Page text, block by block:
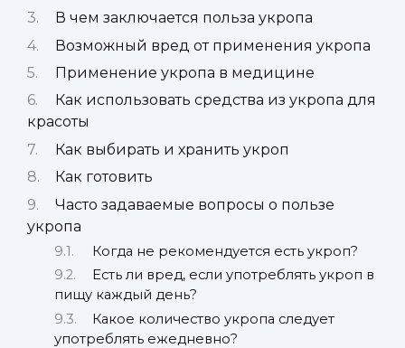
В чем заключается польза укропа
Возможный вред от применения укропа
Применение укропа в медицине
Как использовать средства из укропа для
красоты
Как выбирать и хранить укроп
Как готовить
Часто задаваемые вопросы о пользе
укропа
Когда не рекомендуется есть укроп?
Есть ли вред, если употреблять укроп в
пищу каждый день?
Какое количество укропа следует
употреблять ежедневно?